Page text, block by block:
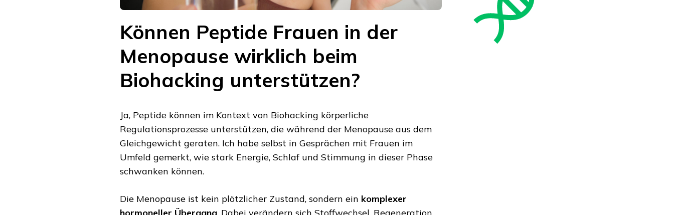
Können Peptide Frauen in der
Menopause wirklich beim
Biohacking unterstützen?
Ja, Peptide können im Kontext von Biohacking körperliche
Regulationsprozesse unterstützen, die während der Menopause aus dem
Gleichgewicht geraten. Ich habe selbst in Gesprächen mit Frauen im
Umfeld gemerkt, wie stark Energie, Schlaf und Stimmung in dieser Phase
schwanken können.
Die Menopause ist kein plötzlicher Zustand, sondern ein komplexer